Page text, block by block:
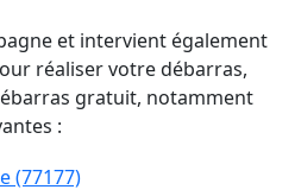
et intervient également
réaliser votre débarras,
gratuit, notamment
:
(77177)